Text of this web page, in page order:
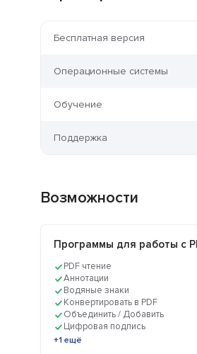
Бесплатная версия
Операционные системы
Обучение
Поддержка
Возможности
Программы для работы с
PDF чтение
Аннотации
Водяные знаки
Конвертировать в PDF
Объединить / Добавить
Цифровая подпись
+1 ещё